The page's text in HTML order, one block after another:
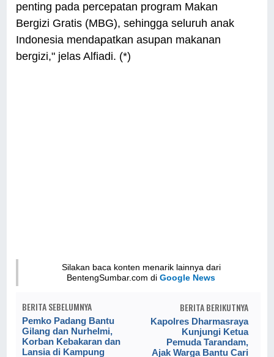
penting pada percepatan program Makan
Bergizi Gratis (MBG), sehingga seluruh anak
Indonesia mendapatkan asupan makanan
bergizi," jelas Alfiadi. (*)
Silakan baca konten menarik lainnya dari
BentengSumbar.com diGoogle News
BERITA SEBELUMNYA
Pemko Padang Bantu
Gilang dan Nurhelmi,
Korban Kebakaran dan
Lansia di Kampung
BERITA BERIKUTNYA
Kapolres Dharmasraya
Kunjungi Ketua
Pemuda Tarandam,
Ajak Warga Bantu Cari